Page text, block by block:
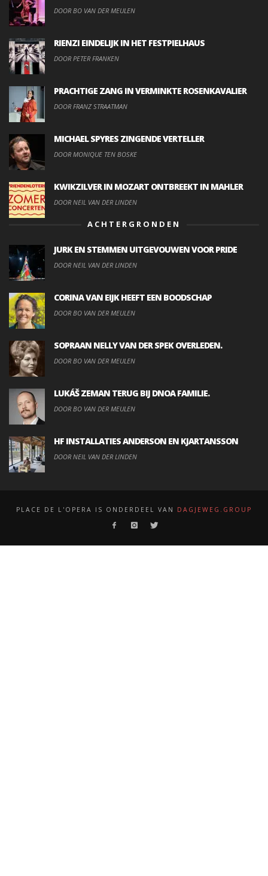
DOOR BO VAN DER MEULEN
RIENZI EINDELIJK IN HET FESTPIELHAUS
DOOR PETER FRANKEN
PRACHTIGE ZANG IN VERMINKTE ROSENKAVALIER
DOOR FRANZ STRAATMAN
MICHAEL SPYRES ZINGENDE VERTELLER
DOOR MONIQUE TEN BOSKE
KWIKZILVER IN MOZART ONTBREEKT IN MAHLER
DOOR NEIL VAN DER LINDEN
ACHTERGRONDEN
JURK EN STEMMEN UITGEVOUWEN VOOR PRIDE
DOOR NEIL VAN DER LINDEN
CORINA VAN EIJK HEEFT EEN BOODSCHAP
DOOR BO VAN DER MEULEN
SOPRAAN NELLY VAN DER SPEK OVERLEDEN.
DOOR BO VAN DER MEULEN
LUKÁŠ ZEMAN TERUG BIJ DNOA FAMILIE.
DOOR BO VAN DER MEULEN
HF INSTALLATIES ANDERSON EN KJARTANSSON
DOOR NEIL VAN DER LINDEN
PLACE DE L'OPERA IS ONDERDEEL VAN DAGJEWEG.GROUP